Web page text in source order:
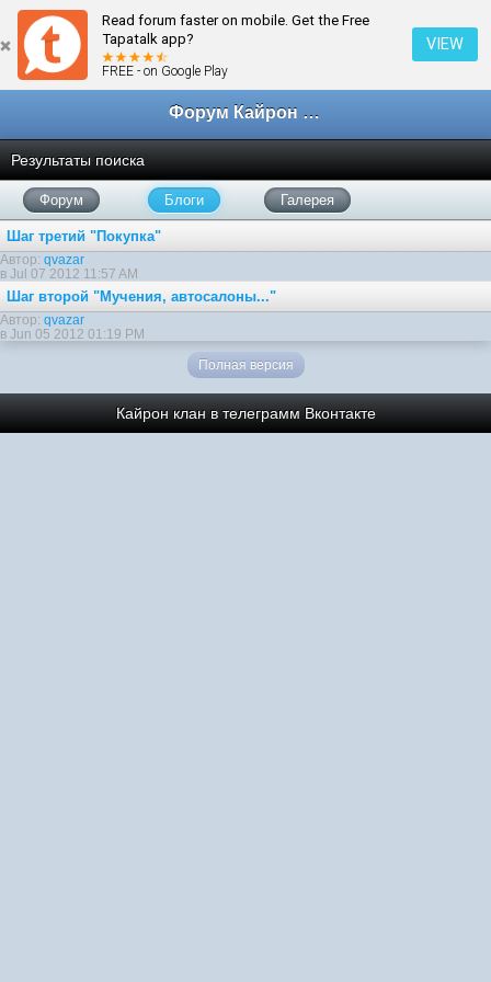
Read forum faster on mobile. Get the Free
Tapatalk app?
FREE - on Google Play
VIEW
Форум Кайрон клана
Результаты поиска
Форум Блоги Галерея
Шаг третий "Покупка"
Автор: qvazar
в Jul 07 2012 11:57 AM
Шаг второй "Мучения, автосалоны..."
Автор: qvazar
в Jun 05 2012 01:19 PM
Полная версия
Кайрон клан в телеграмм Вконтакте